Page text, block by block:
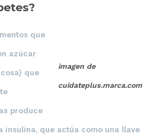
imagen de
cuidateplus.marca.com
que
azúcar
) que
produce
insulina, que actúa como una llave